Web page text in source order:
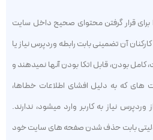
برای قرار گرفتن محتوای صحیح داخل سایت
آن تضمینی بابت رابطه وردپرس نیاز یا
بودن، قابل اتکا بودن آنها نمیدهند و
های که به دلیل افشای اطلاعات خطاها،
نیاز به کاربر وارد میشود، ندارند.
بابت حذف شدن صفحه های سایت خود